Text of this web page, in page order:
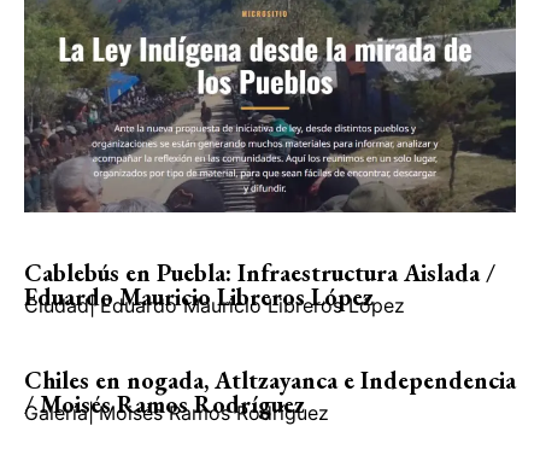
Cablebús en Puebla: Infraestructura Aislada /
Eduardo Mauricio Libreros López
Ciudad| Eduardo Mauricio Libreros López
Chiles en nogada, Atltzayanca e Independencia
/ Moisés Ramos Rodríguez
Galería| Moisés Ramos Rodríguez